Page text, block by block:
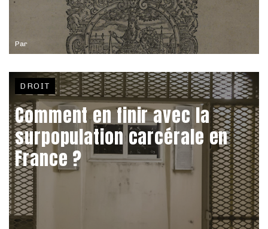
Par
DROIT
Comment en finir avec la
surpopulation carcérale en
France ?